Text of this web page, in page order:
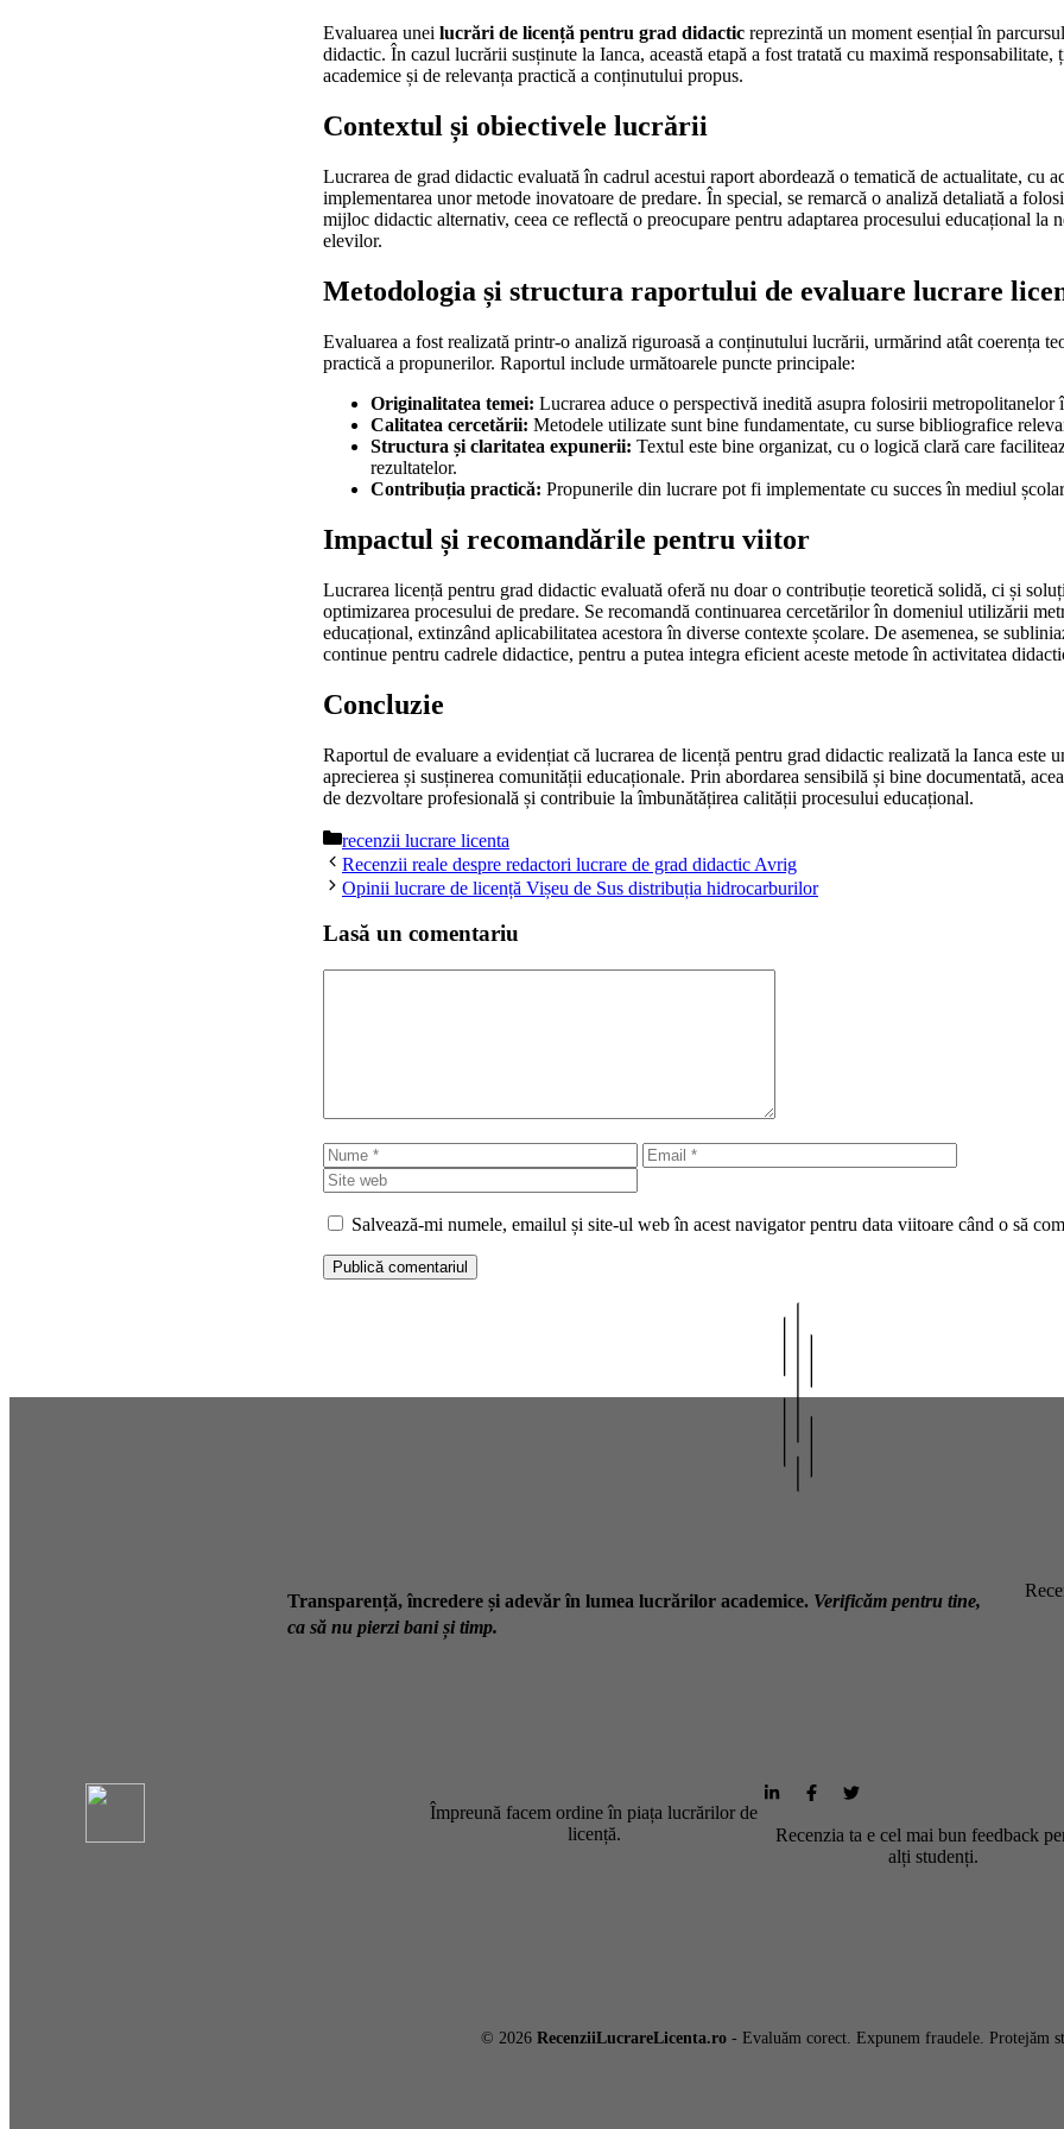
Evaluarea unei lucrări de licență pentru grad didactic reprezintă un moment esențial în
didactic. În cazul lucrării susținute la Ianca, această etapă a fost tratată cu maximă
academice și de relevanța practică a conținutului propus.
Contextul și obiectivele lucrării
Lucrarea de grad didactic evaluată în cadrul acestui raport abordează o tematică de actualitate, cu
implementarea unor metode inovatoare de predare. În special, se remarcă o analiză detaliată a
mijloc didactic alternativ, ceea ce reflectă o preocupare pentru adaptarea procesului educațional la
elevilor.
Metodologia și structura raportului de evaluare lucrare
Evaluarea a fost realizată printr-o analiză riguroasă a conținutului lucrării, urmărind atât coerența
practică a propunerilor. Raportul include următoarele puncte principale:
Originalitatea temei: Lucrarea aduce o perspectivă inedită asupra folosirii metropolitanelor
Calitatea cercetării: Metodele utilizate sunt bine fundamentate, cu surse bibliografice
Structura și claritatea expunerii: Textul este bine organizat, cu o logică clară care
rezultatelor.
Contribuția practică: Propunerile din lucrare pot fi implementate cu succes în mediul
Impactul și recomandările pentru viitor
Lucrarea licență pentru grad didactic evaluată oferă nu doar o contribuție teoretică solidă, ci și
optimizarea procesului de predare. Se recomandă continuarea cercetărilor în domeniul utilizării
educațional, extinzând aplicabilitatea acestora în diverse contexte școlare. De asemenea, se
continue pentru cadrele didactice, pentru a putea integra eficient aceste metode în activitatea
Concluzie
Raportul de evaluare a evidențiat că lucrarea de licență pentru grad didactic realizată la Ianca este
aprecierea și susținerea comunității educaționale. Prin abordarea sensibilă și bine documentată,
de dezvoltare profesională și contribuie la îmbunătățirea calității procesului educațional.
Categorii
recenzii lucrare licenta
Recenzii reale despre redactori lucrare de grad didactic Avrig
Opinii lucrare de licență Vișeu de Sus distribuția hidrocarburilor
Lasă un comentariu
Nume Email
web
Salvează-mi numele, emailul și site-ul web în acest navigator pentru data viitoare când o să
Transparență, încredere și adevăr în lumea lucrărilor academice. Verificăm pentru tine,
ca să nu pierzi bani și timp.
Împreună facem ordine în piața lucrărilor de
licență.
Recenzia ta e cel mai bun feedback
alți studenți.
© 2026 RecenziiLucrareLicenta.ro- Evaluăm corect. Expunem fraudele. Protejăm